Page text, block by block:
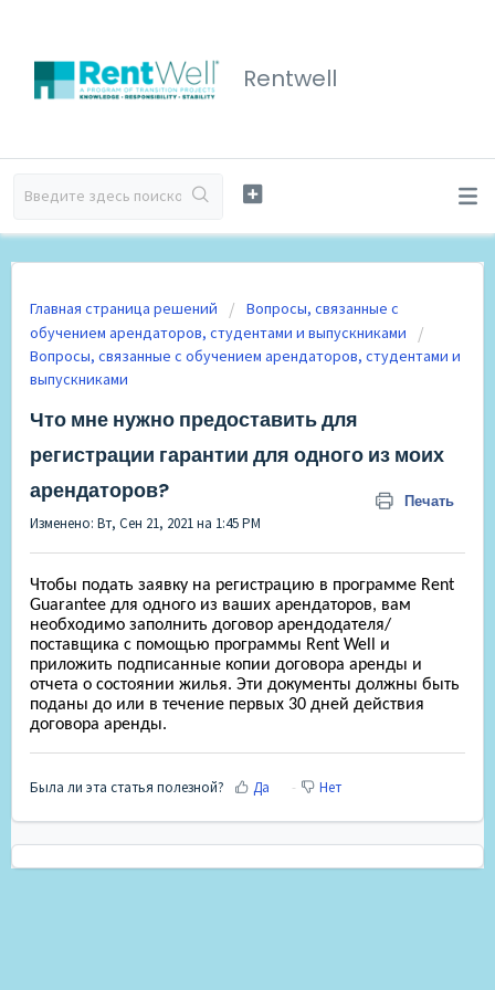
Rentwell
Главная страница решений
Вопросы, связанные с
обучением арендаторов, студентами и выпускниками
Вопросы, связанные с обучением арендаторов, студентами и
выпускниками
Что мне нужно предоставить для
регистрации гарантии для одного из моих
арендаторов?
Печать
Изменено: Вт, Сен 21, 2021 на 1:45 PM
Чтобы подать заявку на регистрацию в программе Rent
Guarantee для одного из ваших арендаторов, вам
необходимо заполнить договор арендодателя/
поставщика с помощью программы Rent Well и
приложить подписанные копии договора аренды и
отчета о состоянии жилья. Эти документы должны быть
поданы до или в течение первых 30 дней действия
договора аренды.
Была ли эта статья полезной? Да Нет